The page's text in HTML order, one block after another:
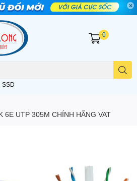
SSD
0
6E UTP 305M CHÍNH HÃNG VAT